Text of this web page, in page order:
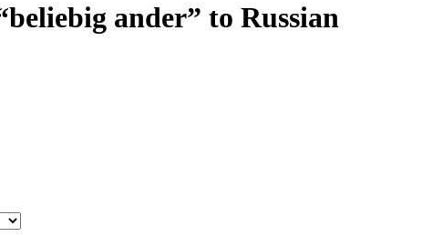
ander” to Russian